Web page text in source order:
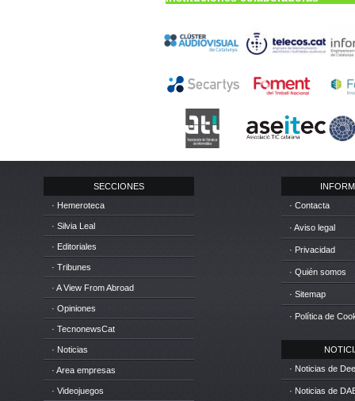
SECCIONES
· Hemeroteca
· Silvia Leal
· Editoriales
· Tribunes
· A View From Abroad
· Opiniones
· TecnonewsCat
· Noticias
· Area empresas
· Videojuegos
· Contacta
· Aviso legal
· Privacidad
· Quién somos
· Sitemap
· Política de
· Noticias de
· Noticias de